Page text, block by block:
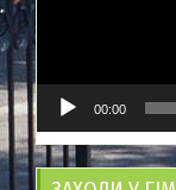
00:00